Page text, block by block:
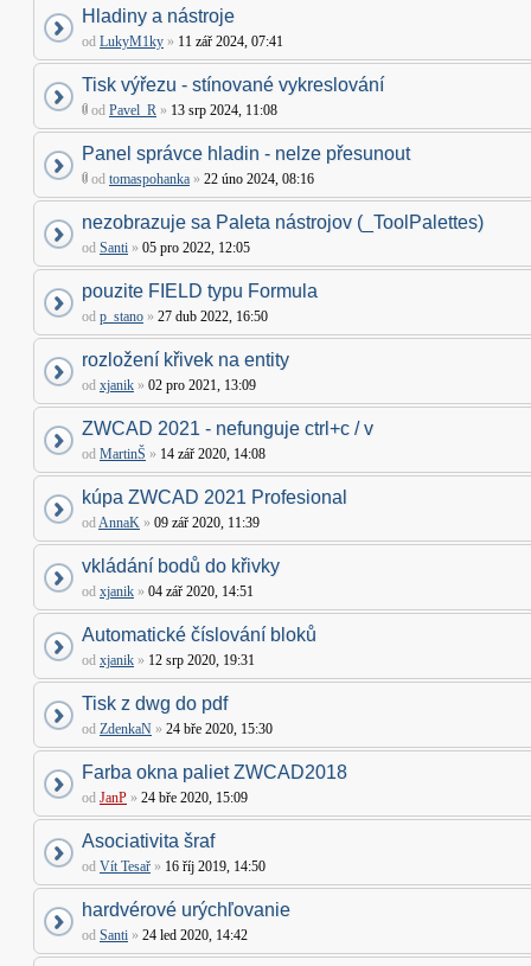
Hladiny a nástroje
od LukyM1ky » 11 zář 2024, 07:41
Tisk výřezu - stínované vykreslování
od Pavel_R » 13 srp 2024, 11:08
Panel správce hladin - nelze přesunout
od tomaspohanka » 22 úno 2024, 08:16
nezobrazuje sa Paleta nástrojov (_ToolPalettes)
od Santi » 05 pro 2022, 12:05
pouzite FIELD typu Formula
od p_stano » 27 dub 2022, 16:50
rozložení křivek na entity
od xjanik » 02 pro 2021, 13:09
ZWCAD 2021 - nefunguje ctrl+c / v
od MartinŠ » 14 zář 2020, 14:08
kúpa ZWCAD 2021 Profesional
odAnnaK » 09 zář 2020, 11:39
vkládání bodů do křivky
od xjanik » 04 zář 2020, 14:51
Automatické číslování bloků
od xjanik » 12 srp 2020, 19:31
Tisk z dwg do pdf
od ZdenkaN » 24 bře 2020, 15:30
Farba okna paliet ZWCAD2018
od JanP » 24 bře 2020, 15:09
Asociativita šraf
od Vít Tesař » 16 říj 2019, 14:50
hardvérové urýchľovanie
od Santi » 24 led 2020, 14:42